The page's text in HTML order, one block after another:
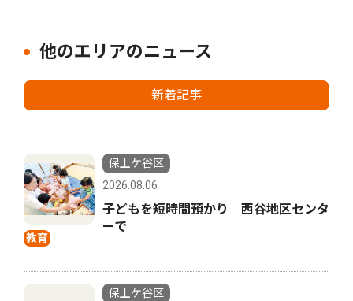
他のエリアのニュース
新着記事
教育
保土ケ谷区
2026.08.06
子どもを短時間預かり 西谷地区センタ
ーで
保土ケ谷区